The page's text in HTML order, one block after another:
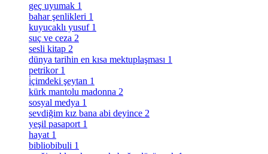
geç uyumak 1
bahar şenlikleri 1
kuyucaklı yusuf 1
suç ve ceza 2
sesli kitap 2
dünya tarihin en kısa mektuplaşması 1
petrikor 1
i̇çimdeki şeytan 1
kürk mantolu madonna 2
sosyal medya 1
sevdiğim kız bana abi deyince 2
yeşil pasaport 1
hayat 1
bibliobibuli 1